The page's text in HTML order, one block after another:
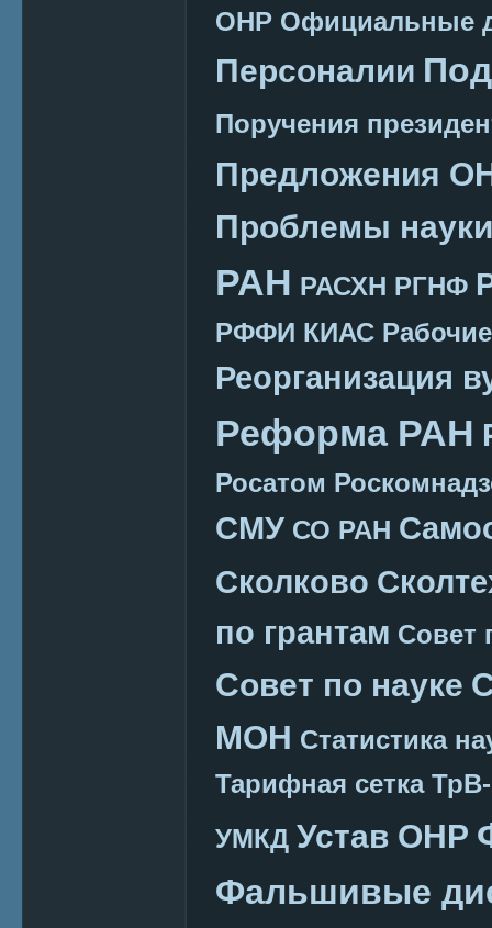
ОНР Официальные
Персоналии
Поручения
Предложения
Проблемы науки
РАН РАСХН РГНФ
РФФИ КИАС
Реорганизация
Реформа РАН
Росатом
СМУ СО РАН
Сколково
по грантам Совет
Совет по науке
МОН Статистика
Тарифная сетка
УМКД Устав ОНР
Фальшивые